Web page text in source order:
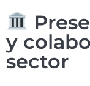
y
sector